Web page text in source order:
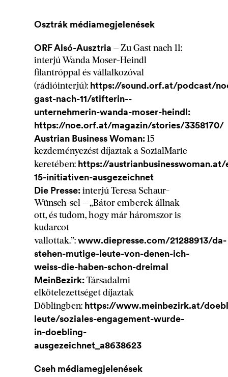
Osztrák médiamegjelenések
ORF Alsó-Ausztria – Zu Gast nach 11:
interjú Wanda Moser-Heindl
filantróppal és vállalkozóval
(rádióinterjú): https://sound.orf.at/podcast/
gast-nach-11/stifterin--
unternehmerin-wanda-moser-heindl:
https://noe.orf.at/magazin/stories/3358170/
Austrian Business Woman: 15
kezdeményezést díjaztak a SozialMarie
keretében: https://
15-initiativen-ausgezeichnet
Die Presse: interjú Teresa Schaur-
Wünsch-sel – „Bátor emberek állnak
ott, és tudom, hogy már háromszor is
kudarcot
vallottak.”:www.diepresse.com/21288913/da-
stehen-mutige-leute-von-denen-ich-
weiss-die-haben-schon-dreimal
MeinBezirk:Társadalmi
elkötelezettséget díjaztak
Döblingben: https://www.meinbezirk.at/
leute/soziales-engagement-wurde-
in-doebling-
ausgezeichnet_a8638623
Cseh médiamegjelenések